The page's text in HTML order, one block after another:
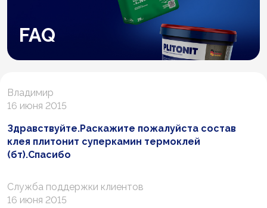
FAQ
Владимир
16 июня 2015
Здравствуйте.Раскажите пожалуйста состав
клея плитонит суперкамин термоклей
(бт).Спасибо
Служба поддержки клиентов
16 июня 2015